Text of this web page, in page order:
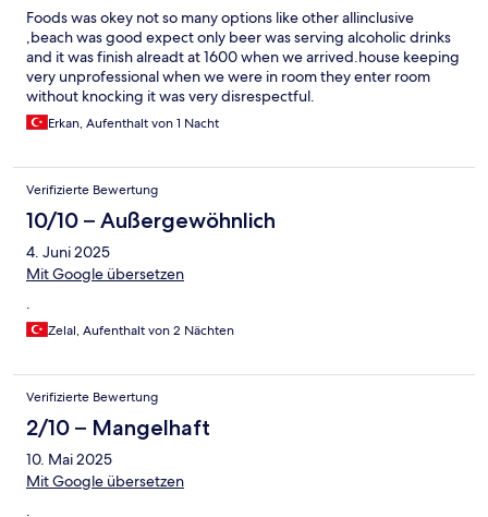
Foods was okey not so many options like other allinclusive
,beach was good expect only beer was serving alcoholic drinks
and it was finish alreadt at 1600 when we arrived.house keeping
very unprofessional when we were in room they enter room
without knocking it was very disrespectful.
Erkan, Aufenthalt von 1 Nacht
Verifizierte Bewertung
10/10 – Außergewöhnlich
4. Juni 2025
Mit Google übersetzen
.
Zelal, Aufenthalt von 2 Nächten
Verifizierte Bewertung
2/10 – Mangelhaft
10. Mai 2025
Mit Google übersetzen
.